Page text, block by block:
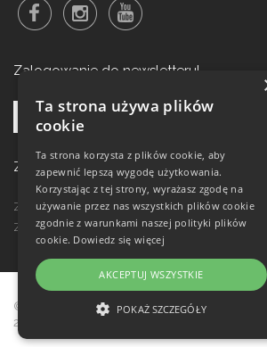
Zalogowanie do newsletteru!
Zegarki w ofercie
Zegarki Festina•Zegarki Kronaby•Zegarki
Zegarki Lotus•Zegarki Calypso
© Copyright Janeba Time Sp. z o.o. 2017-
2026
Ta strona używa plików
cookie
Ta strona korzysta z plików cookie, aby
zapewnić lepszą wygodę użytkowania.
Korzystając z tej strony, wyrażasz zgodę na
używanie przez nas wszystkich plików cookie
zgodnie z warunkami naszej polityki plików
cookie. Dowiedz się więcej
AKCEPTUJ WSZYSTKIE
POKAŻ SZCZEGÓŁY
NIEZBĘDNE